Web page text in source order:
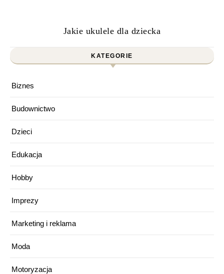
Jakie ukulele dla dziecka
KATEGORIE
Biznes
Budownictwo
Dzieci
Edukacja
Hobby
Imprezy
Marketing i reklama
Moda
Motoryzacja